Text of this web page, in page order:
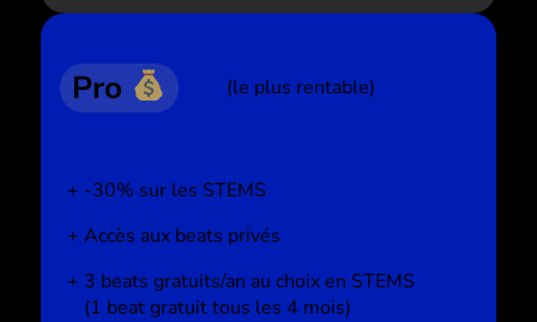
Pro (le plus rentable)
-30% sur les STEMS
Accès aux beats privés
3 beats gratuits/an au choix en STEMS
(1 beat gratuit tous les 4 mois)